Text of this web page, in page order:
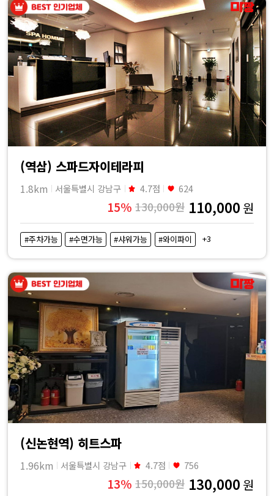
(역삼) 스파드자이테라피
1.8km 서울특별시 강남구 4.7점 624
15% 130,000원 110,000 원
#주차가능 #수면가능 #샤워가능 #와이파이 +3
(신논현역) 히트스파
1.96km 서울특별시 강남구 4.7점 756
13% 150,000원 130,000 원